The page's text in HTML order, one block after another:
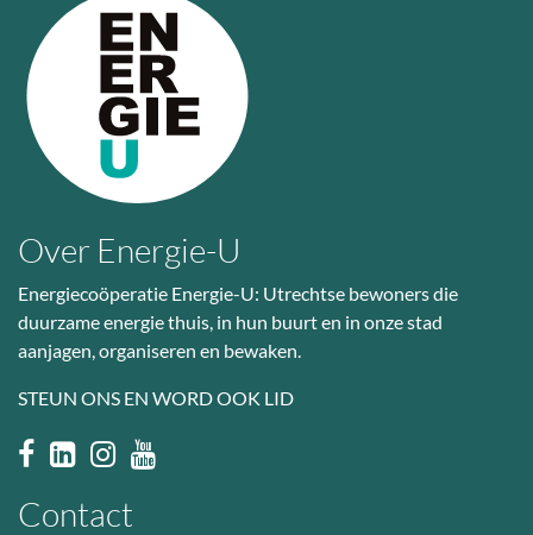
Over Energie-U
Energiecoöperatie Energie-U: Utrechtse bewoners die
duurzame energie thuis, in hun buurt en in onze stad
aanjagen, organiseren en bewaken.
STEUN ONS EN WORD OOK LID
Contact